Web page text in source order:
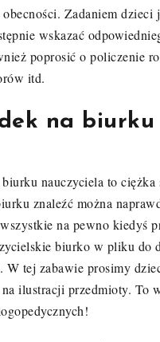
Zadaniem dzieci
wskazać
poprosić o policzenie
itd.
na biurku
nauczyciela to ciężka
znaleźć można
na pewno kiedyś
biurko w pliku do
W tej zabawie prosimy
ilustracji przedmioty. To